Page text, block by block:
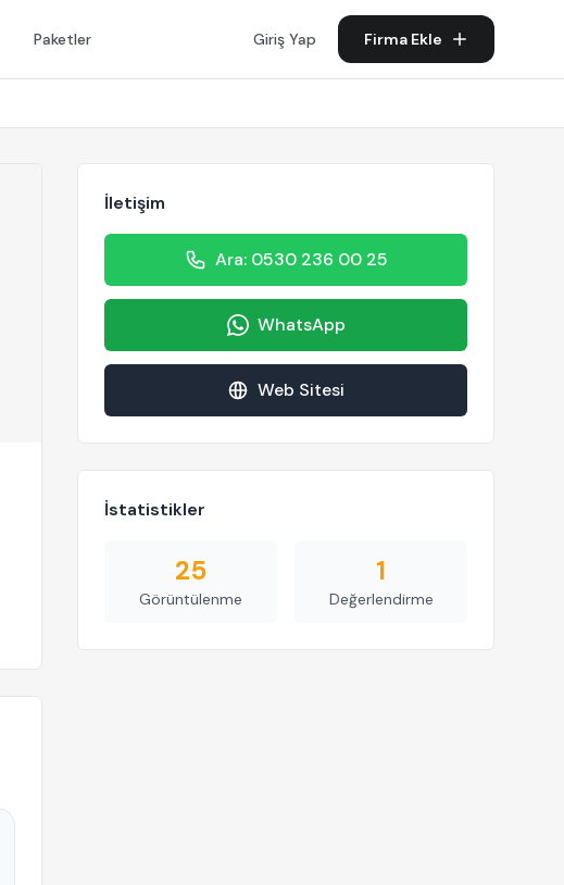
Paketler Giriş Yap Firma Ekle
İletişim
Ara: 0530 236 00 25
WhatsApp
Web Sitesi
İstatistikler
25
Görüntülenme
1
Değerlendirme